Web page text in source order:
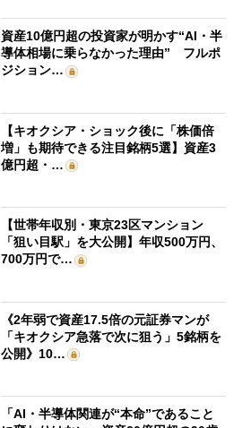
資産10億円超の投資家が明かす“AI・半
導体相場に乗らなかった理由” フルポ
ジション…
【キオクシア・ショック後に「株価倍
増」も期待できる注目銘柄5選】資産3
億円超・…
【世帯年収別・東京23区マンション
「狙い目駅」を大公開】年収500万円、
700万円で…
《2年弱で資産17.5倍の元証券マンが
「キオクシア急落で次に狙う」5銘柄を
公開》10…
「AI・半導体関連が“本命”であること